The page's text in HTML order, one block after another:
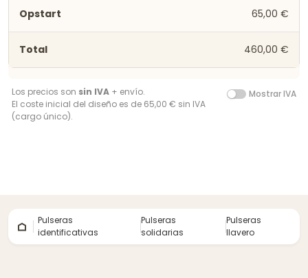
65,00 €
460,00 €
Los precios son sin IVA + envío.
El coste inicial del diseño es de 65,00 € sin IVA
(cargo único).
Mostrar IVA
Pulseras
identificativas
Pulseras
solidarias
Pulseras
llavero